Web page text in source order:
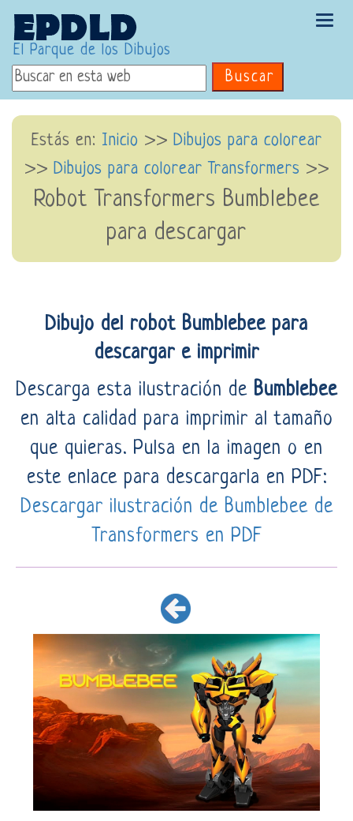
El Parque de los Dibujos
Buscar
Estás en: Inicio >> Dibujos para colorear
>> Dibujos para colorear Transformers >>
Robot Transformers Bumblebee
para descargar
Dibujo del robot Bumblebee para
descargar e imprimir
Descarga esta ilustración de Bumblebee
en alta calidad para imprimir al tamaño
que quieras. Pulsa en la imagen o en
este enlace para descargarla en PDF:
Descargar ilustración de Bumblebee de
Transformers en PDF